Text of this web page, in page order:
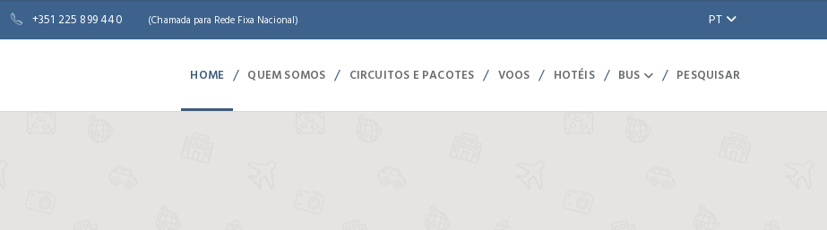
+351 225 899 440 (Chamada para Rede Fixa Nacional) PT
HOME / QUEM SOMOS / CIRCUITOS E PACOTES / VOOS / HOTÉIS / BUS / PESQUISAR